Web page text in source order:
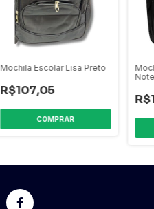
Mochila Escolar Lisa Preto
R$107,05